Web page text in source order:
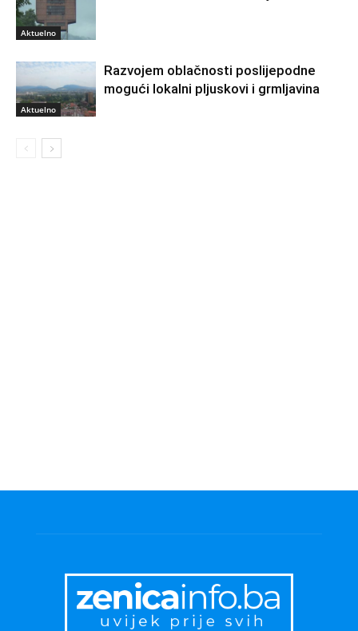
Aktuelno
Aktuelno
Razvojem oblačnosti poslijepodne
mogući lokalni pljuskovi i grmljavina